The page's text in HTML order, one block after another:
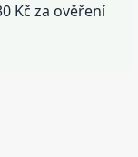
Kč za ověření